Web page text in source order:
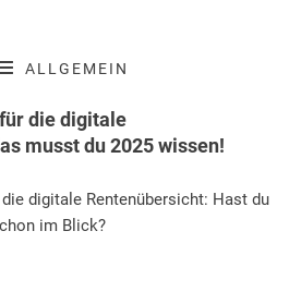
ALLGEMEIN
die digitale
musst du 2025 wissen!
digitale Rentenübersicht: Hast du
im Blick?